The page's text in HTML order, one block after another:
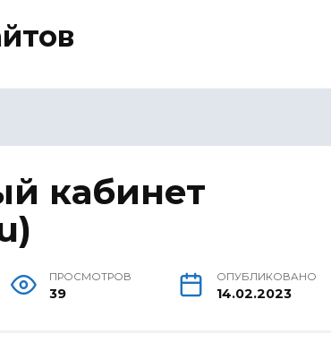
кабинет
ПРОСМОТРОВ
39
ОПУБЛИКОВАНО
14.02.2023